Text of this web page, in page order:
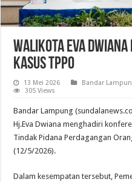
Walikota Eva
Kasus TPPO
13 Mei 2026 Bandar
305 Views
Bandar Lampung
Hj.Eva Dwiana menghadiri
Tindak Pidana Perdagangan
(12/5/2026).
Dalam kesempatan tersebut,